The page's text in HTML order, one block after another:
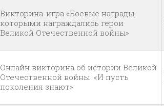
Викторина-игра «Боевые награды,
которыми награждались герои
Великой Отечественной войны»
Онлайн викторина об истории Великой
Отечественной войны «И пусть
поколения знают»